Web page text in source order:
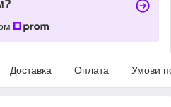
Доставка Оплата Умови